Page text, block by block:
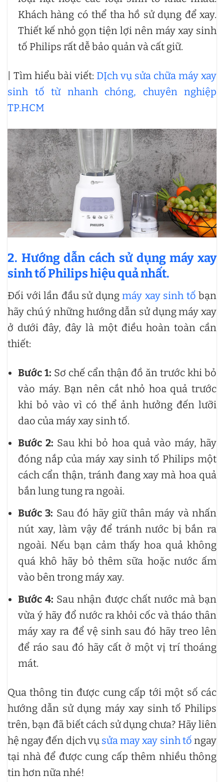
Khách hàng có thể tha hồ sử dụng để xay.
Thiết kế nhỏ gọn tiện lợi nên máy xay sinh
tố Philips rất dễ bảo quản và cất giữ.
| Tìm hiểu bài viết: DỊch vụ sửa chữa máy xay
sinh tố từ nhanh chóng, chuyên nghiệp
TP.HCM
2. Hướng dẫn cách sử dụng máy xay
sinh tố Philips hiệu quả nhất.
Đối với lần đầu sử dụng máy xay sinh tố bạn
hãy chú ý những hướng dẫn sử dụng máy xay
ở dưới đây, đây là một điều hoàn toàn cần
thiết:
Bước 1: Sơ chế cẩn thận đồ ăn trước khi bỏ
vào máy. Bạn nên cắt nhỏ hoa quả trước
khi bỏ vào vì có thể ảnh hưởng đến lưỡi
dao của máy xay sinh tố.
Bước 2: Sau khi bỏ hoa quả vào máy, hãy
đóng nắp của máy xay sinh tố Philips một
cách cẩn thận, tránh đang xay mà hoa quả
bắn lung tung ra ngoài.
Bước 3: Sau đó hãy giữ thân máy và nhấn
nút xay, làm vậy để tránh nước bị bắn ra
ngoài. Nếu bạn cảm thấy hoa quả không
quá khô hãy bỏ thêm sữa hoặc nước ấm
vào bên trong máy xay.
Bước 4: Sau nhận được chất nước mà bạn
vừa ý hãy đổ nước ra khỏi cốc và tháo thân
máy xay ra để vệ sinh sau đó hãy treo lên
để ráo sau đó hãy cất ở một vị trí thoáng
mát.
Qua thông tin được cung cấp tới một số các
hướng dẫn sử dụng máy xay sinh tố Philips
trên, bạn đã biết cách sử dụng chưa? Hãy liên
hệ ngay đến dịch vụ sửa may xay sinh tố ngay
tại nhà để được cung cấp thêm nhiều thông
tin hơn nữa nhé!